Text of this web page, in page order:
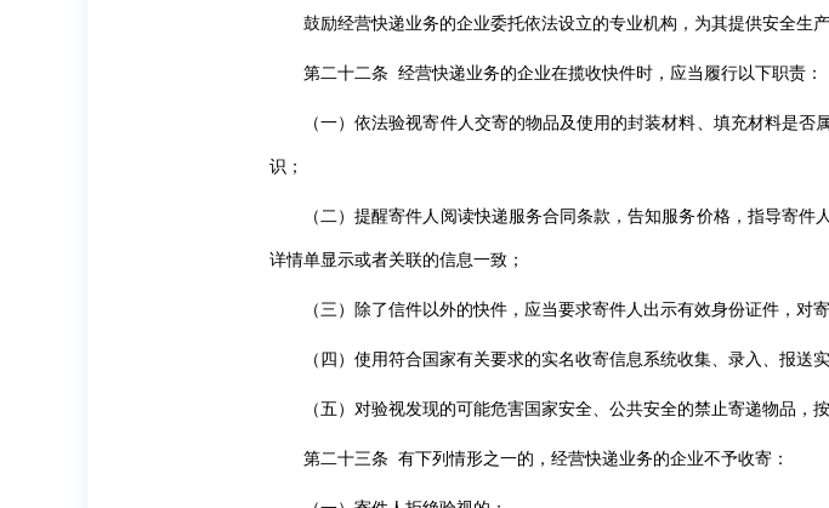
鼓励经营快递业务的企业委托依法设立的专业机构，为其提供安全生产
第二十二条 经营快递业务的企业在揽收快件时，应当履行以下职责：
（一）依法验视寄件人交寄的物品及使用的封装材料、填充材料是
识；
（二）提醒寄件人阅读快递服务合同条款，告知服务价格，指导寄
详情单显示或者关联的信息一致；
（三）除了信件以外的快件，应当要求寄件人出示有效身份证件，对
（四）使用符合国家有关要求的实名收寄信息系统收集、录入、报送
（五）对验视发现的可能危害国家安全、公共安全的禁止寄递物品，
第二十三条 有下列情形之一的，经营快递业务的企业不予收寄：